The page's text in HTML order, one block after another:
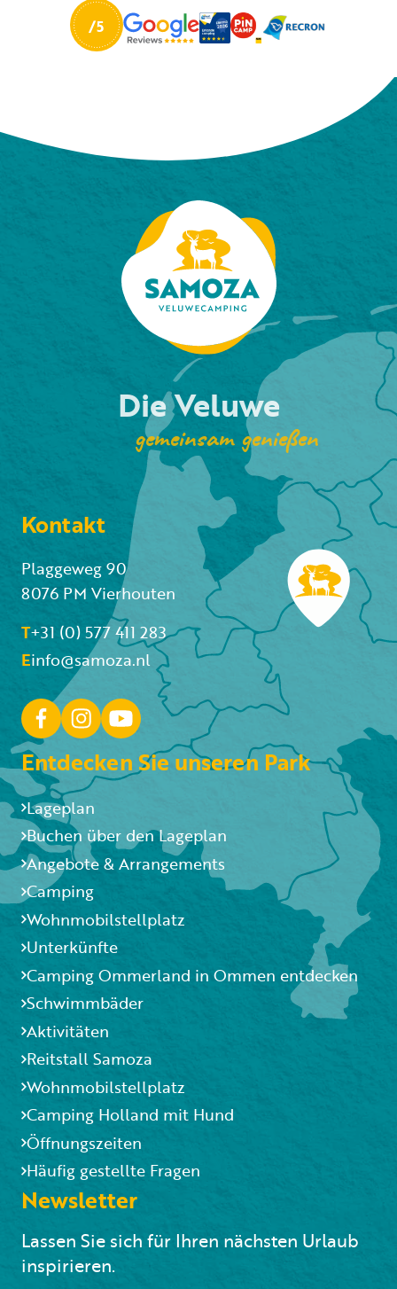
Die Veluwe
gemeinsam genießen
Kontakt
Plaggeweg 90
8076 PM Vierhouten
T+31 (0) 577 411 283
Einfo@samoza.nl
Entdecken Sie unseren Park
Lageplan
Buchen über den Lageplan
Angebote & Arrangements
Camping
Wohnmobilstellplatz
Unterkünfte
Camping Ommerland in Ommen entdecken
Schwimmbäder
Aktivitäten
Reitstall Samoza
Wohnmobilstellplatz
Camping Holland mit Hund
Öffnungszeiten
Häufig gestellte Fragen
Newsletter
Lassen Sie sich für Ihren nächsten Urlaub
inspirieren.